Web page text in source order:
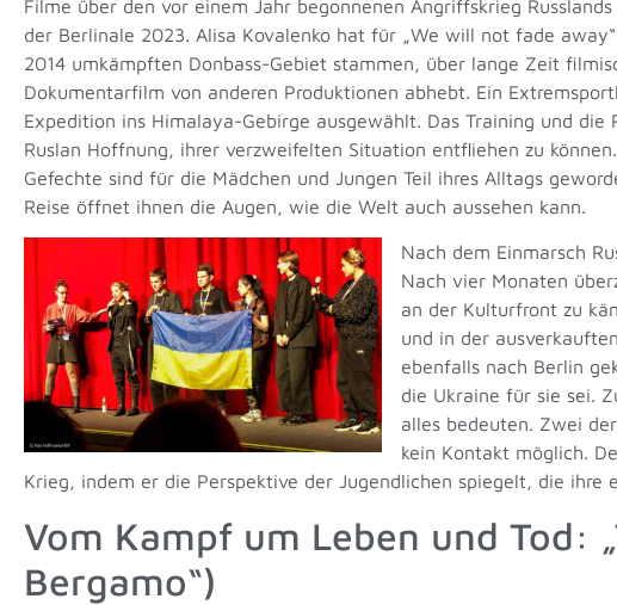
Filme über den vor einem Jahr begonnenen Angriffskrieg
der Berlinale 2023. Alisa Kovalenko hat für „We will not fade
2014 umkämpften Donbass-Gebiet stammen, über lange Zeit
Dokumentarfilm von anderen Produktionen abhebt. Ein
Expedition ins Himalaya-Gebirge ausgewählt. Das Training und die
Ruslan Hoffnung, ihrer verzweifelten Situation entfliehen zu
Gefechte sind für die Mädchen und Jungen Teil ihres Alltags
Reise öffnet ihnen die Augen, wie die Welt auch aussehen kann.
Nach dem Einmarsch
Nach vier Monaten
an der Kulturfront zu
und in der
ebenfalls nach Berlin
die Ukraine für sie sei.
alles bedeuten. Zwei
kein Kontakt möglich.
Krieg, indem er die Perspektive der Jugendlichen spiegelt, die ihre
Vom Kampf um Leben und Tod:
Bergamo“)